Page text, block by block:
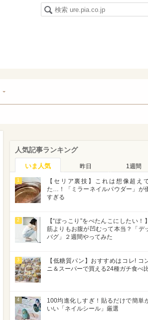
人気記事ランキング
いま人気 昨日 1週間
1
【セリア裏技】これは想像超え
た…！「ミラーネイルパウダー」が
すぎる
2
【“ぽっこり”をぺたんこにしたい！
筋よりもお腹が凹むって本当？「デ
バグ」２週間やってみた
3
【低糖質パン】おすすめはコレ! コ
ニ＆スーパーで買える24種ガチ食べ
4
100均進化しすぎ！貼るだけで簡単
いい「ネイルシール」厳選